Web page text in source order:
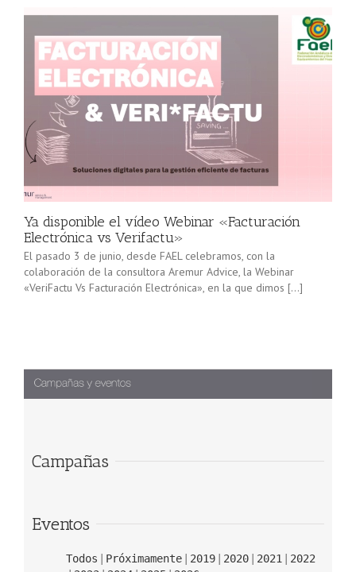
Ya disponible el vídeo Webinar «Facturación
Electrónica vs Verifactu»
El pasado 3 de junio, desde FAEL celebramos, con la
colaboración de la consultora Aremur Advice, la Webinar
«VeriFactu Vs Facturación Electrónica», en la que dimos […]
Campañas
Eventos
Todos Próximamente 2019 2020 2021
2022